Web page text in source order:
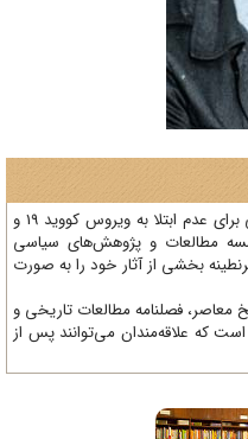
با توجه به نیاز به تداوم مراقبت‌های بهداشتی برای عدم ابتلا به ویروس کووید 19 و
مطالعات و پژوهش‌های سیاسی
بخشی از آثار خود را به صورت
فصلنامه‌ مطالعات تاریخی و
که علاقه‌مندان می‌توانند پس از